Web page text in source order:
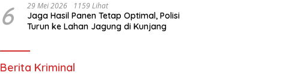
6 29 Mei 2026 1159 Lihat
Jaga Hasil Panen Tetap Optimal, Polisi
Turun ke Lahan Jagung di Kunjang
Berita Kriminal